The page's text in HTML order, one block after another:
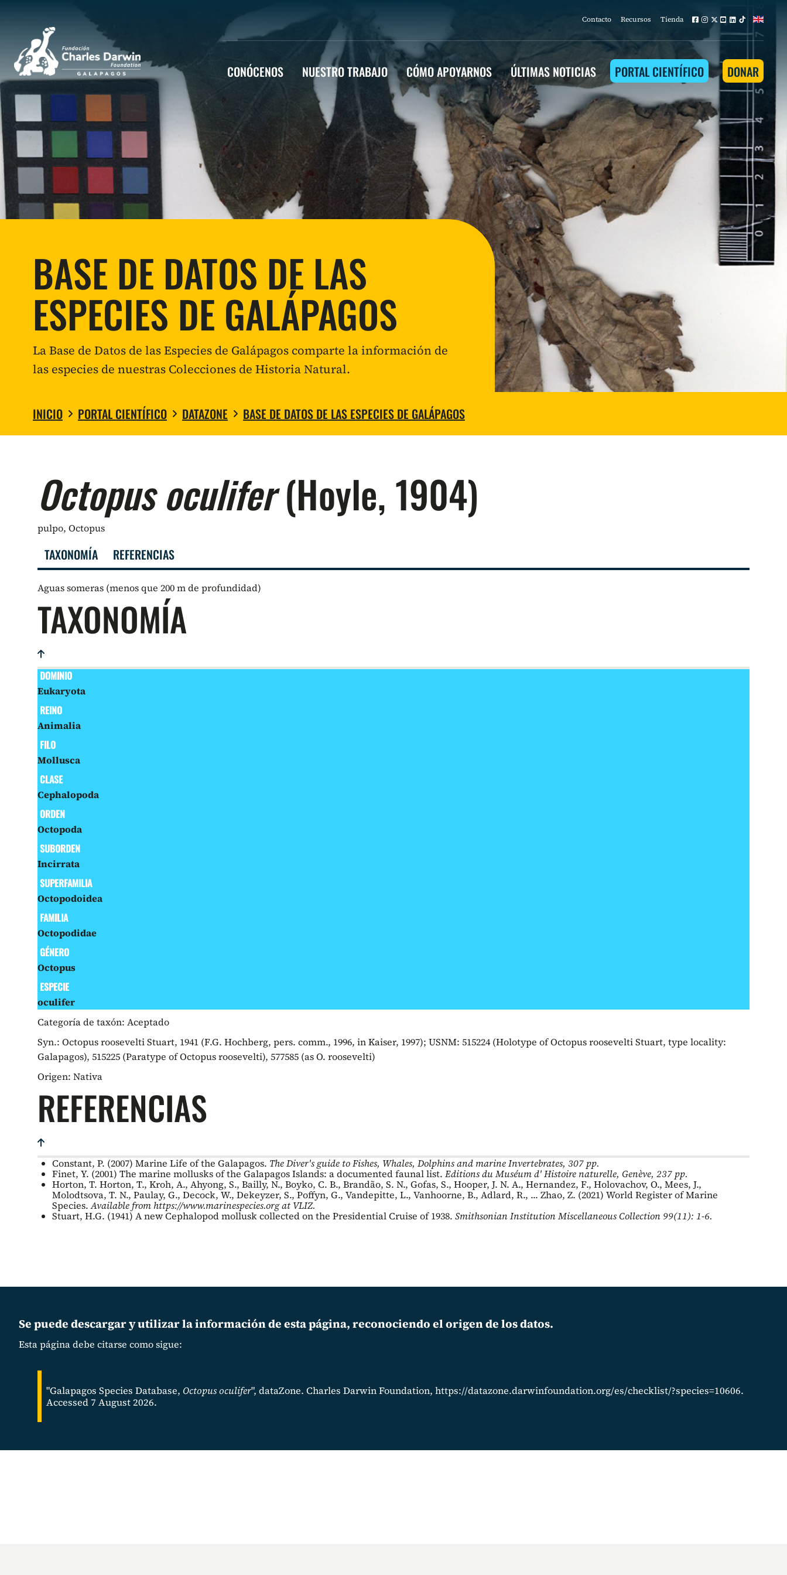
Contacto Recursos Tienda
CONÓCENOS NUESTRO TRABAJO CÓMO APOYARNOS ÚLTIMAS NOTICIAS PORTAL CIENTÍFICO DONAR
BASE DE DATOS DE LAS
ESPECIES DE GALÁPAGOS
La Base de Datos de las Especies de Galápagos comparte la información de
las especies de nuestras Colecciones de Historia Natural.
INICIO PORTAL CIENTÍFICO DATAZONE BASE DE DATOS DE LAS ESPECIES DE GALÁPAGOS
Octopus oculifer (Hoyle, 1904)
pulpo, Octopus
TAXONOMÍA REFERENCIAS
Aguas someras (menos que 200 m de profundidad)
TAXONOMÍA
DOMINIO
Eukaryota
REINO
Animalia
FILO
Mollusca
CLASE
Cephalopoda
ORDEN
Octopoda
SUBORDEN
Incirrata
SUPERFAMILIA
Octopodoidea
FAMILIA
Octopodidae
GÉNERO
Octopus
ESPECIE
oculifer
Categoría de taxón: Aceptado
Syn.: Octopus roosevelti Stuart, 1941 (F.G. Hochberg, pers. comm., 1996, in Kaiser, 1997); USNM: 515224 (Holotype of Octopus roosevelti Stuart, type locality:
Galapagos), 515225 (Paratype of Octopus roosevelti), 577585 (as O. roosevelti)
Origen: Nativa
REFERENCIAS
Constant, P. (2007) Marine Life of the Galapagos. The Diver's guide to Fishes, Whales, Dolphins and marine Invertebrates, 307 pp.
Finet, Y. (2001) The marine mollusks of the Galapagos Islands: a documented faunal list. Editions du Muséum d' Histoire naturelle, Genève, 237 pp.
Horton, T. Horton, T., Kroh, A., Ahyong, S., Bailly, N., Boyko, C. B., Brandão, S. N., Gofas, S., Hooper, J. N. A., Hernandez, F., Holovachov, O., Mees, J.,
Molodtsova, T. N., Paulay, G., Decock, W., Dekeyzer, S., Poffyn, G., Vandepitte, L., Vanhoorne, B., Adlard, R., ... Zhao, Z. (2021) World Register of Marine
Species.Available from https://www.marinespecies.orgat VLIZ.
Stuart, H.G. (1941) A new Cephalopod mollusk collected on the Presidential Cruise of 1938. Smithsonian Institution Miscellaneous Collection 99(11): 1-6.
Se puede descargar y utilizar la información de esta página, reconociendo el origen de los datos.
Esta página debe citarse como sigue:
"Galapagos Species Database, Octopus oculifer", dataZone. Charles Darwin Foundation, https://datazone.darwinfoundation.org/es/checklist/?species=10606.
Accessed 7 August 2026.